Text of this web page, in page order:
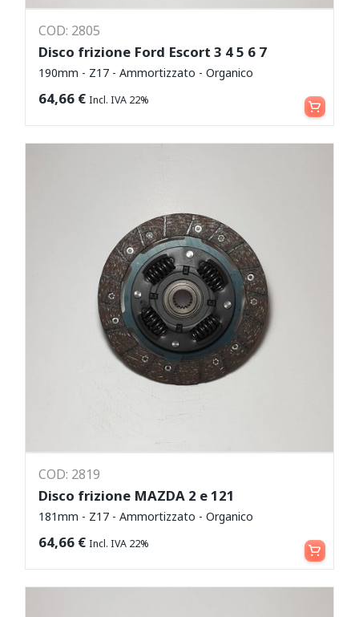
COD: 2805
Disco frizione Ford Escort 3 4 5 6 7
190mm - Z17 - Ammortizzato - Organico
64,66 € Incl. IVA 22% Aggiungi al carrello
COD: 2819
Disco frizione MAZDA 2 e 121
181mm - Z17 - Ammortizzato - Organico
64,66 € Incl. IVA 22% Aggiungi al carrello